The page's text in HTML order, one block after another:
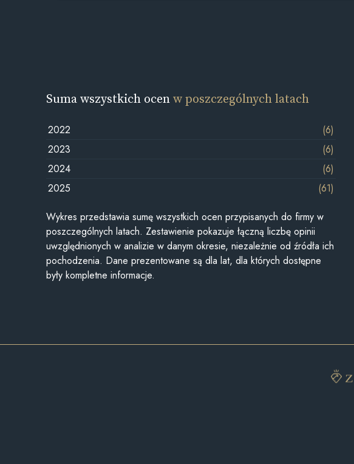
Suma wszystkich ocenw poszczególnych latach
2022
(6)
2023
(6)
2024
(6)
2025
(61)
Wykres przedstawia sumę wszystkich ocen przypisanych do firmy w
poszczególnych latach. Zestawienie pokazuje łączną liczbę opinii
uwzględnionych w analizie w danym okresie, niezależnie od źródła ich
pochodzenia. Dane prezentowane są dla lat, dla których dostępne
były kompletne informacje.